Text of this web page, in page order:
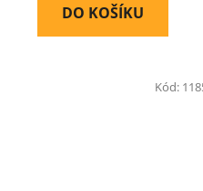
DO KOŠÍKU
Kód: